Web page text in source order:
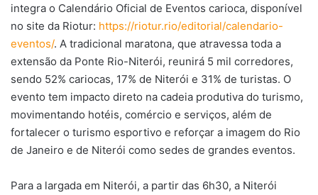
integra o Calendário Oficial de Eventos carioca, disponível
no site da Riotur: https://riotur.rio/editorial/calendario-
eventos/. A tradicional maratona, que atravessa toda a
extensão da Ponte Rio-Niterói, reunirá 5 mil corredores,
sendo 52% cariocas, 17% de Niterói e 31% de turistas. O
evento tem impacto direto na cadeia produtiva do turismo,
movimentando hotéis, comércio e serviços, além de
fortalecer o turismo esportivo e reforçar a imagem do Rio
de Janeiro e de Niterói como sedes de grandes eventos.
Para a largada em Niterói, a partir das 6h30, a Niterói